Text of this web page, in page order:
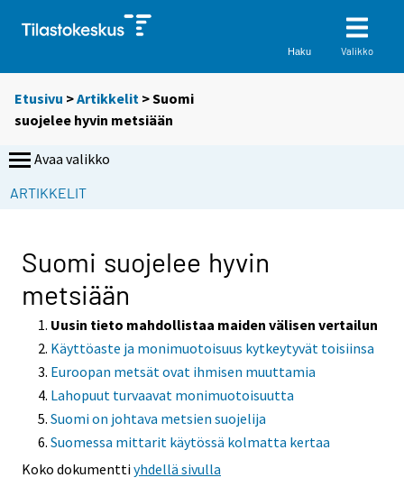
Haku Valikko
Etusivu >Artikkelit > Suomi
suojelee hyvin metsiään
Avaa valikko
ARTIKKELIT
Suomi suojelee hyvin
metsiään
Uusin tieto mahdollistaa maiden välisen vertailun
Käyttöaste ja monimuotoisuus kytkeytyvät toisiinsa
Euroopan metsät ovat ihmisen muuttamia
Lahopuut turvaavat monimuotoisuutta
Suomi on johtava metsien suojelija
Suomessa mittarit käytössä kolmatta kertaa
Koko dokumenttiyhdellä sivulla